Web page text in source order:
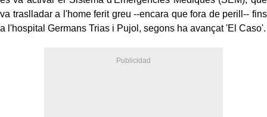
va traslladar a l'home ferit greu --encara que fora de perill-- fins
a l'hospital Germans Trias i Pujol, segons ha avançat 'El Caso'.